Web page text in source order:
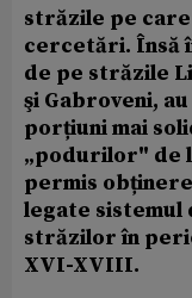
străzile pe
cercetări. Însă
de pe străzile
şi Gabroveni,
porțiuni mai
„podurilor" de
permis
legate sistemul
străzilor în
XVI-XVIII.